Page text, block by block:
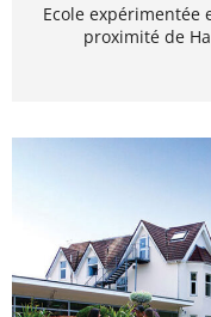
Ecole
proximité de